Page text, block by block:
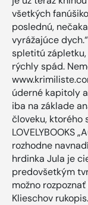
všetkých
poslednú,
vyrážajúce
spletitú
rýchly spád.
úderné kapitoly
iba na základe
človeku, ktorého
LOVELYBOOKS
rozhodne
hrdinka Jula je
predovšetkým
možno
Klieschov